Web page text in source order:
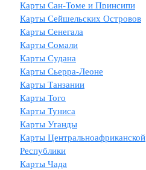
Карты Сан-Томе и Принсипи
Карты Сейшельских Островов
Карты Сенегала
Карты Сомали
Карты Судана
Карты Сьерра-Леоне
Карты Танзании
Карты Того
Карты Туниса
Карты Уганды
Карты Центральноафриканской
Республики
Карты Чада